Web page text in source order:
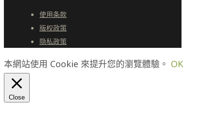
使用条款
版权政策
隐私政策
本網站使用 Cookie 來提升您的瀏覽體驗。 OK
Close